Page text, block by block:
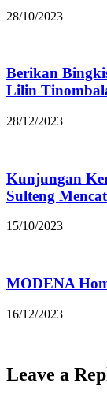
28/10/2023
Berikan
Lilin
28/12/2023
Kunjungan
Sulteng
15/10/2023
MODENA
16/12/2023
Leave a